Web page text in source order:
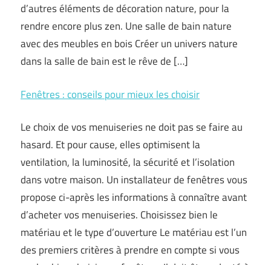
d’autres éléments de décoration nature, pour la
rendre encore plus zen. Une salle de bain nature
avec des meubles en bois Créer un univers nature
dans la salle de bain est le rêve de […]
Fenêtres : conseils pour mieux les choisir
Le choix de vos menuiseries ne doit pas se faire au
hasard. Et pour cause, elles optimisent la
ventilation, la luminosité, la sécurité et l’isolation
dans votre maison. Un installateur de fenêtres vous
propose ci-après les informations à connaître avant
d’acheter vos menuiseries. Choisissez bien le
matériau et le type d’ouverture Le matériau est l’un
des premiers critères à prendre en compte si vous